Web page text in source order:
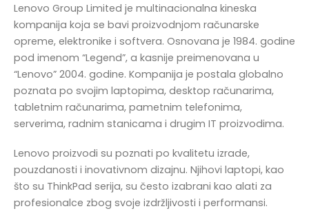
Lenovo Group Limited je multinacionalna kineska
kompanija koja se bavi proizvodnjom računarske
opreme, elektronike i softvera. Osnovana je 1984. godine
pod imenom “Legend”, a kasnije preimenovana u
“Lenovo” 2004. godine. Kompanija je postala globalno
poznata po svojim laptopima, desktop računarima,
tabletnim računarima, pametnim telefonima,
serverima, radnim stanicama i drugim IT proizvodima.
Lenovo proizvodi su poznati po kvalitetu izrade,
pouzdanosti i inovativnom dizajnu. Njihovi laptopi, kao
što su ThinkPad serija, su često izabrani kao alati za
profesionalce zbog svoje izdržljivosti i performansi.